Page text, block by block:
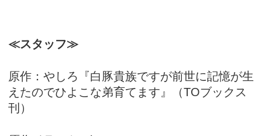
≪スタッフ≫
原作：やしろ『白豚貴族ですが前世に記憶が生
えたのでひよこな弟育てます』（TOブックス
刊）